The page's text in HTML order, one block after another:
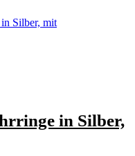
in Silber,